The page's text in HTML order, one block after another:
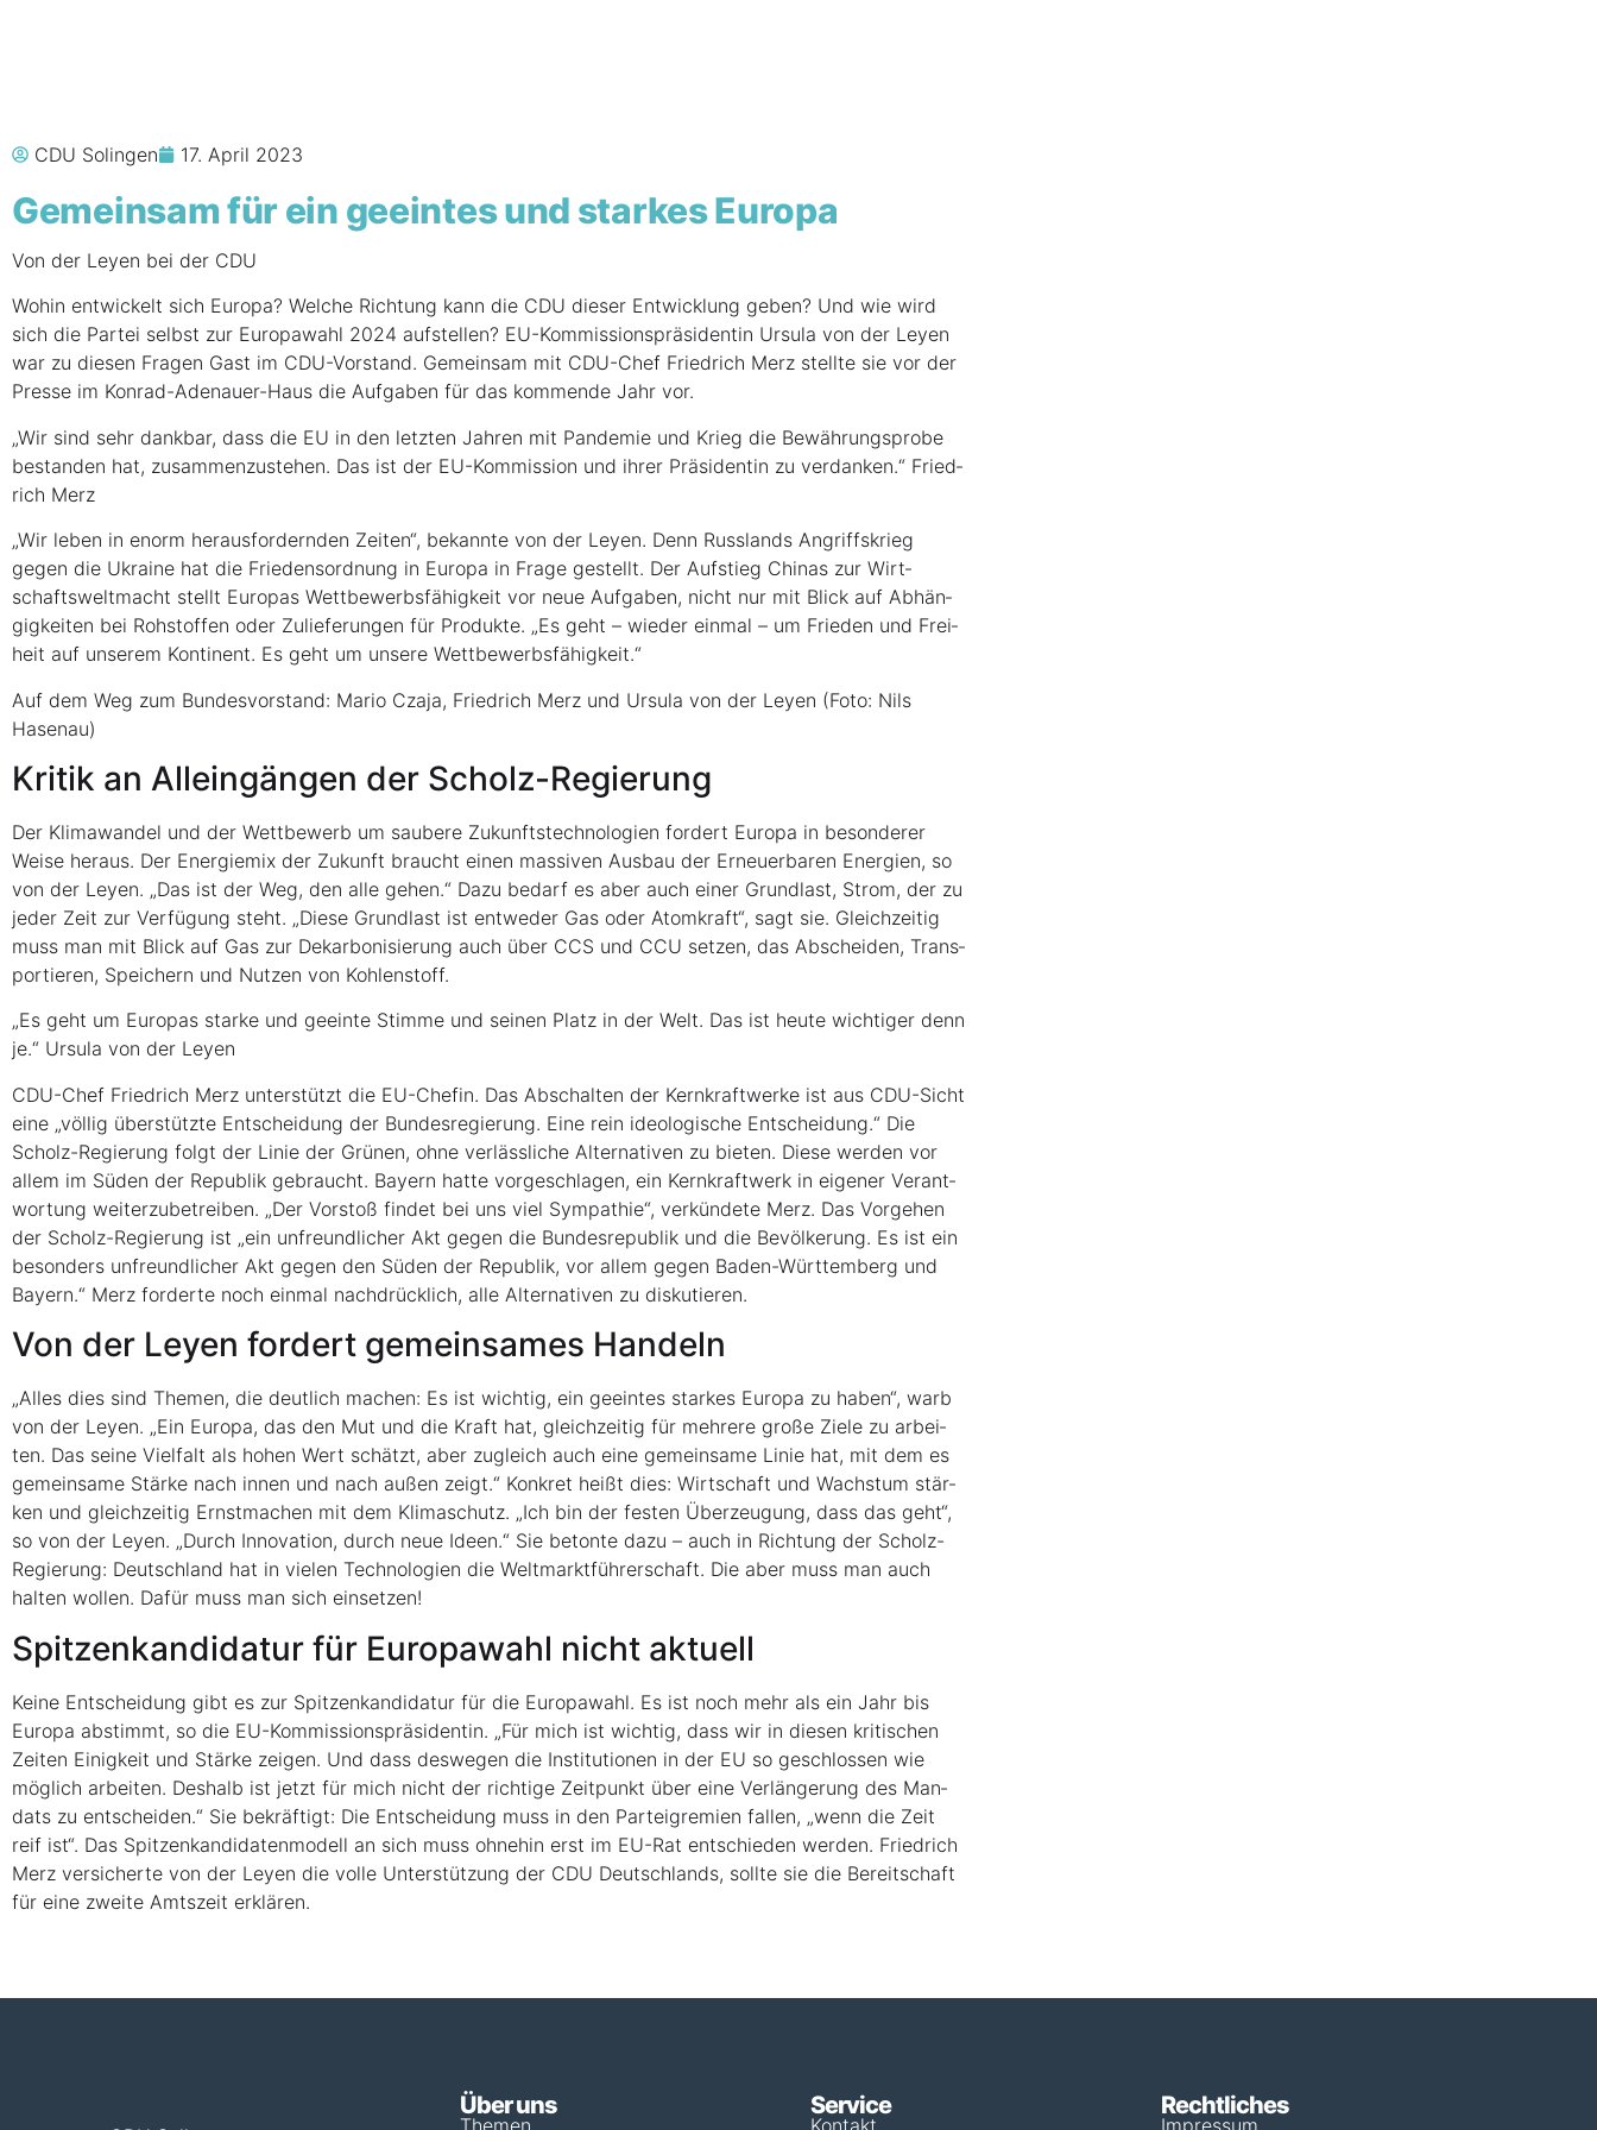
CDU Solingen 17. April 2023
Gemein­sam für ein geein­tes und star­kes Europa
Von der Ley­en bei der CDU
Wohin ent­wi­ckelt sich Euro­pa? Wel­che Rich­tung kann die CDU die­ser Ent­wick­lung geben? Und wie wird
sich die Par­tei selbst zur Euro­pa­wahl 2024 auf­stel­len? EU-Kom­mis­si­ons­prä­si­den­tin Ursu­la von der Ley­en
war zu die­sen Fra­gen Gast im CDU-Vor­stand. Gemein­sam mit CDU-Chef Fried­rich Merz stell­te sie vor der
Pres­se im Kon­rad-Ade­nau­er-Haus die Auf­ga­ben für das kom­men­de Jahr vor.
„Wir sind sehr dank­bar, dass die EU in den letz­ten Jah­ren mit Pan­de­mie und Krieg die Bewäh­rungs­pro­be
bestan­den hat, zusam­men­zu­ste­hen. Das ist der EU-Kom­mis­si­on und ihrer Prä­si­den­tin zu ver­dan­ken.“ Fried­
rich Merz
„Wir leben in enorm her­aus­for­dern­den Zei­ten“, bekann­te von der Ley­en. Denn Russ­lands Angriffs­krieg
gegen die Ukrai­ne hat die Frie­dens­ord­nung in Euro­pa in Fra­ge gestellt. Der Auf­stieg Chi­nas zur Wirt­
schafts­welt­macht stellt Euro­pas Wett­be­werbs­fä­hig­keit vor neue Auf­ga­ben, nicht nur mit Blick auf Abhän­
gig­kei­ten bei Roh­stof­fen oder Zulie­fe­run­gen für Pro­duk­te. „Es geht – wie­der ein­mal – um Frie­den und Frei­
heit auf unse­rem Kon­ti­nent. Es geht um unse­re Wettbewerbsfähigkeit.“
Auf dem Weg zum Bun­des­vor­stand: Mario Cza­ja, Fried­rich Merz und Ursu­la von der Ley­en (Foto: Nils
Hasenau)
Kri­tik an Allein­gän­gen der Scholz-Regierung
Der Kli­ma­wan­del und der Wett­be­werb um sau­be­re Zukunfts­tech­no­lo­gien for­dert Euro­pa in beson­de­rer
Wei­se her­aus. Der Ener­gie­mix der Zukunft braucht einen mas­si­ven Aus­bau der Erneu­er­ba­ren Ener­gien, so
von der Ley­en. „Das ist der Weg, den alle gehen.“ Dazu bedarf es aber auch einer Grund­last, Strom, der zu
jeder Zeit zur Ver­fü­gung steht. „Die­se Grund­last ist ent­we­der Gas oder Atom­kraft“, sagt sie. Gleich­zei­tig
muss man mit Blick auf Gas zur Dekar­bo­ni­sie­rung auch über CCS und CCU set­zen, das Abschei­den, Trans­
por­tie­ren, Spei­chern und Nut­zen von Kohlenstoff.
„Es geht um Euro­pas star­ke und geein­te Stim­me und sei­nen Platz in der Welt. Das ist heu­te wich­ti­ger denn
je.“ Ursu­la von der Leyen
CDU-Chef Fried­rich Merz unter­stützt die EU-Che­fin. Das Abschal­ten der Kern­kraft­wer­ke ist aus CDU-Sicht
eine „völ­lig über­stütz­te Ent­schei­dung der Bun­des­re­gie­rung. Eine rein ideo­lo­gi­sche Ent­schei­dung.“ Die
Scholz-Regie­rung folgt der Linie der Grü­nen, ohne ver­läss­li­che Alter­na­ti­ven zu bie­ten. Die­se wer­den vor
allem im Süden der Repu­blik gebraucht. Bay­ern hat­te vor­ge­schla­gen, ein Kern­kraft­werk in eige­ner Ver­ant­
wor­tung wei­ter­zu­be­trei­ben. „Der Vor­stoß fin­det bei uns viel Sym­pa­thie“, ver­kün­de­te Merz. Das Vor­ge­hen
der Scholz-Regie­rung ist „ein unfreund­li­cher Akt gegen die Bun­des­re­pu­blik und die Bevöl­ke­rung. Es ist ein
beson­ders unfreund­li­cher Akt gegen den Süden der Repu­blik, vor allem gegen Baden-Würt­tem­berg und
Bay­ern.“ Merz for­der­te noch ein­mal nach­drück­lich, alle Alter­na­ti­ven zu diskutieren.
Von der Ley­en for­dert gemein­sa­mes Handeln
„Alles dies sind The­men, die deut­lich machen: Es ist wich­tig, ein geein­tes star­kes Euro­pa zu haben“, warb
von der Ley­en. „Ein Euro­pa, das den Mut und die Kraft hat, gleich­zei­tig für meh­re­re gro­ße Zie­le zu arbei­
ten. Das sei­ne Viel­falt als hohen Wert schätzt, aber zugleich auch eine gemein­sa­me Linie hat, mit dem es
gemein­sa­me Stär­ke nach innen und nach außen zeigt.“ Kon­kret heißt dies: Wirt­schaft und Wachs­tum stär­
ken und gleich­zei­tig Ernst­ma­chen mit dem Kli­ma­schutz. „Ich bin der fes­ten Über­zeu­gung, dass das geht“,
so von der Ley­en. „Durch Inno­va­ti­on, durch neue Ideen.“ Sie beton­te dazu – auch in Rich­tung der Scholz-
Regie­rung: Deutsch­land hat in vie­len Tech­no­lo­gien die Welt­markt­füh­rer­schaft. Die aber muss man auch
hal­ten wol­len. Dafür muss man sich einsetzen!
Spit­zen­kan­di­da­tur für Euro­pa­wahl nicht aktuell
Kei­ne Ent­schei­dung gibt es zur Spit­zen­kan­di­da­tur für die Euro­pa­wahl. Es ist noch mehr als ein Jahr bis
Euro­pa abstimmt, so die EU-Kom­mis­si­ons­prä­si­den­tin. „Für mich ist wich­tig, dass wir in die­sen kri­ti­schen
Zei­ten Einig­keit und Stär­ke zei­gen. Und dass des­we­gen die Insti­tu­tio­nen in der EU so geschlos­sen wie
mög­lich arbei­ten. Des­halb ist jetzt für mich nicht der rich­ti­ge Zeit­punkt über eine Ver­län­ge­rung des Man­
dats zu ent­schei­den.“ Sie bekräf­tigt: Die Ent­schei­dung muss in den Par­tei­gre­mi­en fal­len, „wenn die Zeit
reif ist“. Das Spit­zen­kan­di­da­ten­mo­dell an sich muss ohne­hin erst im EU-Rat ent­schie­den wer­den. Fried­rich
Merz ver­si­cher­te von der Ley­en die vol­le Unter­stüt­zung der CDU Deutsch­lands, soll­te sie die Bereit­schaft
für eine zwei­te Amts­zeit erklären.
Über uns
Themen
Service
Kontakt
Rechtliches
Impressum